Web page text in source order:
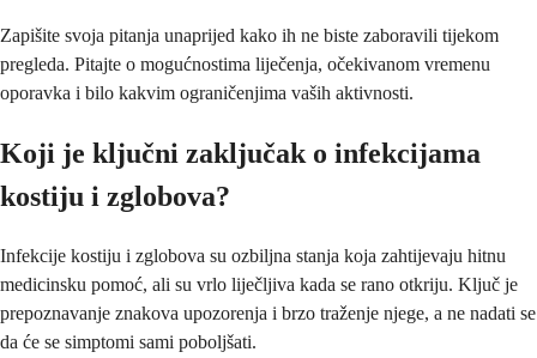
Zapišite svoja pitanja unaprijed kako ih ne biste zaboravili tijekom
pregleda. Pitajte o mogućnostima liječenja, očekivanom vremenu
oporavka i bilo kakvim ograničenjima vaših aktivnosti.
Koji je ključni zaključak o infekcijama
kostiju i zglobova?
Infekcije kostiju i zglobova su ozbiljna stanja koja zahtijevaju hitnu
medicinsku pomoć, ali su vrlo liječljiva kada se rano otkriju. Ključ je
prepoznavanje znakova upozorenja i brzo traženje njege, a ne nadati se
da će se simptomi sami poboljšati.